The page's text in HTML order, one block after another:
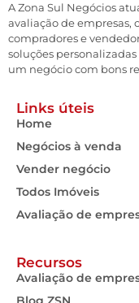
A Zona Sul Negócios
avaliação de empresas,
compradores e
soluções
um negócio com bons
Links úteis
Home
Negócios à venda
Vender negócio
Todos Imóveis
Avaliação de
Recursos
Avaliação de